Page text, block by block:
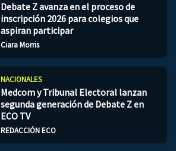
Debate Z avanza en el proceso de
inscripción 2026 para colegios que
aspiran participar
Ciara Morris
NACIONALES
Medcom y Tribunal Electoral lanzan
segunda generación de Debate Z en
ECO TV
REDACCIÓN ECO